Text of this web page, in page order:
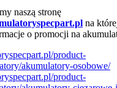
naszą stronę
na
o promocji na
product-
akumulatory-osobowe/
product-